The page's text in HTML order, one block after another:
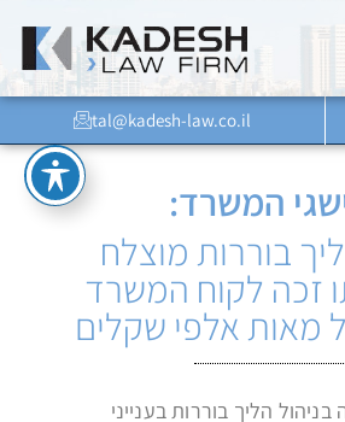
tal@kadesh-law.co.il
המשרד:
בוררות מוצלח
זכה לקוח המשרד
מאות אלפי שקלים
הליך בוררות בענייני